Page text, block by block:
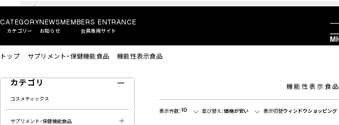
CATEGORY
カテゴリー
NEWS
お知らせ
MEMBERS ENTRANCE
会員専用サイト
トップ サプリメント・保健機能食品 機能性表示食品
カテゴリ
コスメティックス
サプリメント・保健機能食品
機能性表示食品
表示件数：10 並び替え：価格が安い 表示切替ウィンドウショッピング